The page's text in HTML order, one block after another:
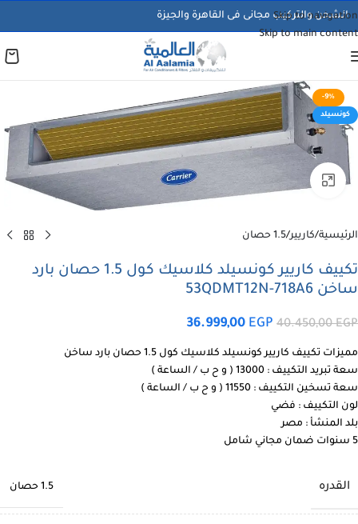
Skip to navigation
Skip to main content
الشحن والتركيب مجانى فى القاهرة والجيزة
-9%
كونسيلد
اضغط للتكبير
الرئيسية/كاريير/1.5 حصان
تكييف كاريير كونسيلد كلاسيك كول 1.5 حصان بارد
ساخن 53QDMT12N-718A6
40.450,00EGP
36.999,00 EGP
مميزات تكييف كاريير كونسيلد كلاسيك كول 1.5 حصان بارد ساخن
سعة تبريد التكييف : 13000 ( و ح ب / الساعة )
سعة تسخين التكييف : 11550 ( و ح ب / الساعة )
لون التكييف : فضي
بلد المنشأ : مصر
5 سنوات ضمان مجاني شامل
القدره 1.5 حصان